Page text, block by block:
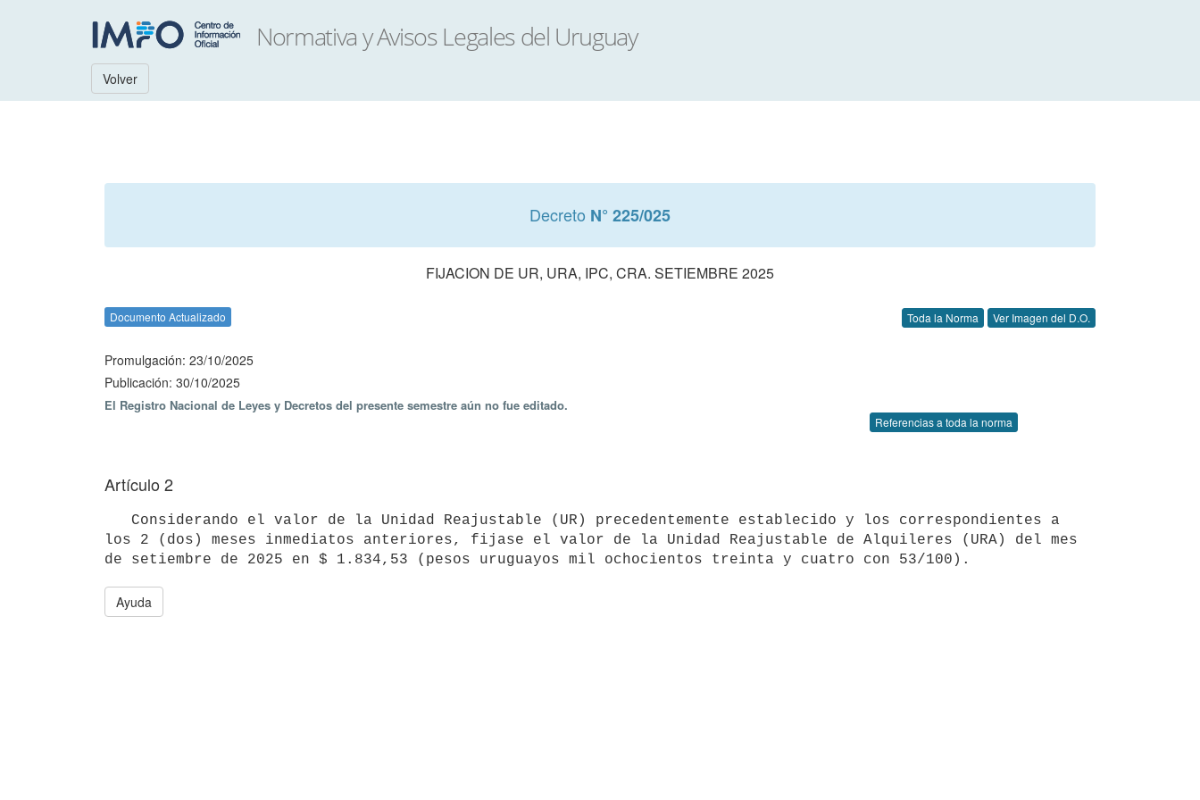
Volver
Decreto N° 225/025
FIJACION DE UR, URA, IPC, CRA. SETIEMBRE 2025
Documento Actualizado Toda la Norma Ver Imagen del D.O.
Promulgación: 23/10/2025
Publicación: 30/10/2025
El Registro Nacional de Leyes y Decretos del presente semestre aún no fue editado.
Referencias a toda la norma
Artículo 2
los 2 (dos) meses inmediatos anteriores, fijase el valor de la Unidad Reajustable de Alquileres (URA) del mes
Ayuda